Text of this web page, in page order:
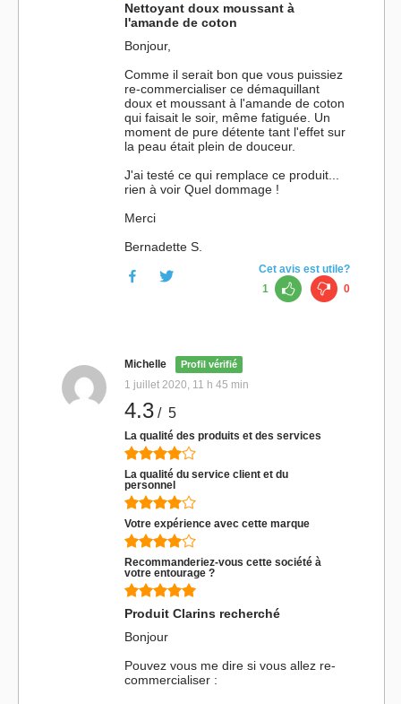
Nettoyant doux moussant à
l'amande de coton
Bonjour,
Comme il serait bon que vous puissiez
re-commercialiser ce démaquillant
doux et moussant à l'amande de coton
qui faisait le soir, même fatiguée. Un
moment de pure détente tant l'effet sur
la peau était plein de douceur.
J'ai testé ce qui remplace ce produit...
rien à voir Quel dommage !
Merci
Bernadette S.
Cet avis est utile?
1
0
Michelle Profil vérifié
1 juillet 2020, 11 h 45 min
4.3 / 5
La qualité des produits et des services
La qualité du service client et du
personnel
Votre expérience avec cette marque
Recommanderiez-vous cette société à
votre entourage ?
Produit Clarins recherché
Bonjour
Pouvez vous me dire si vous allez re-
commercialiser :